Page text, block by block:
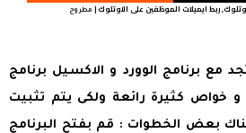
ربط ايميلات الموظفين على الاوتلوك | مطروح
مع برنامج الوورد و الاكسيل برنامج
و خواص كثيرة رائعة ولكى يتم تثبيت
بعض الخطوات : قم بفتح البرنامج